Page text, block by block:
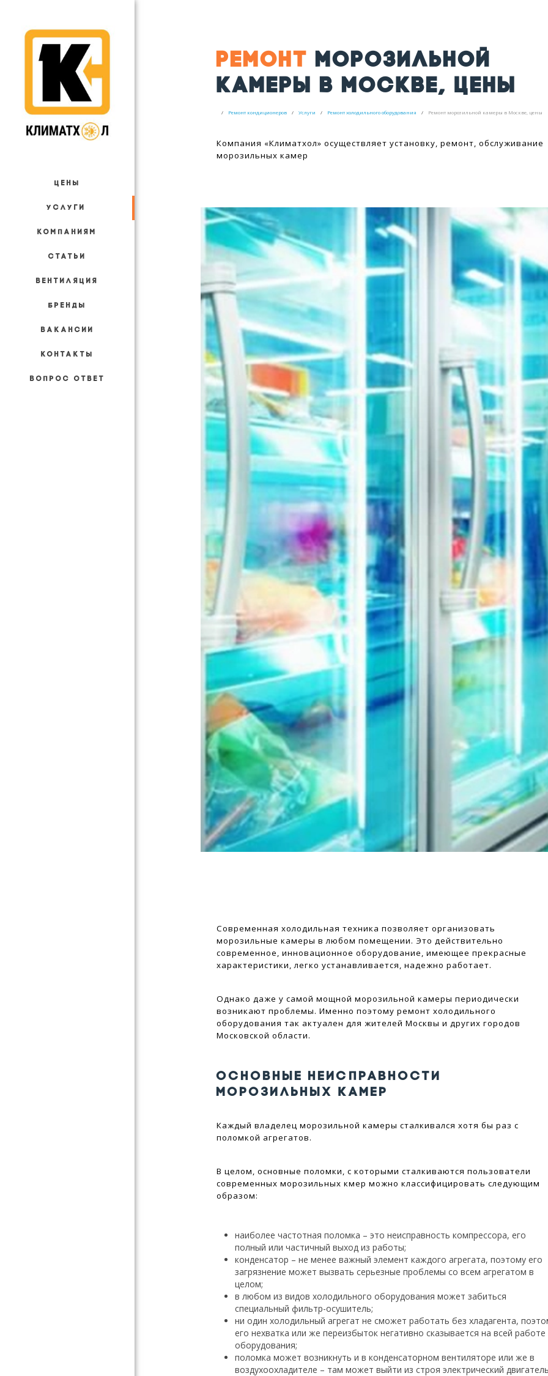
ЦЕНЫ
УСЛУГИ
КОМПАНИЯМ
СТАТЬИ
ВЕНТИЛЯЦИЯ
БРЕНДЫ
ВАКАНСИИ
КОНТАКТЫ
ВОПРОС ОТВЕТ
РЕМОНТ МОРОЗИЛЬНОЙ
КАМЕРЫ В МОСКВЕ, ЦЕНЫ
Ремонт кондиционеров Услуги Ремонт холодильного оборудования Ремонт морозильной камеры в Москве, цены
Компания «Климатхол» осуществляет установку, ремонт, обслуживание
морозильных камер
Современная холодильная техника позволяет организовать
морозильные камеры в любом помещении. Это действительно
современное, инновационное оборудование, имеющее прекрасные
характеристики, легко устанавливается, надежно работает.
Однако даже у самой мощной морозильной камеры периодически
возникают проблемы. Именно поэтому ремонт холодильного
оборудования так актуален для жителей Москвы и других городов
Московской области.
ОСНОВНЫЕ НЕИСПРАВНОСТИ
МОРОЗИЛЬНЫХ КАМЕР
Каждый владелец морозильной камеры сталкивался хотя бы раз с
поломкой агрегатов.
В целом, основные поломки, с которыми сталкиваются пользователи
современных морозильных кмер можно классифицировать следующим
образом:
наиболее частотная поломка – это неисправность компрессора, его
полный или частичный выход из работы;
конденсатор – не менее важный элемент каждого агрегата, поэтому его
загрязнение может вызвать серьезные проблемы со всем агрегатом в
целом;
в любом из видов холодильного оборудования может забиться
специальный фильтр-осушитель;
ни один холодильный агрегат не сможет работать без хладагента,
его нехватка или же переизбыток негативно сказывается на всей работе
оборудования;
поломка может возникнуть и в конденсаторном вентиляторе или же в
воздухоохладителе – там может выйти из строя электрический